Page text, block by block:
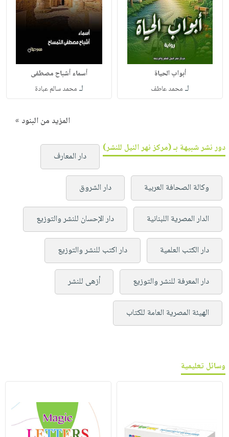
أبواب الحياة
لـ محمد عاطف
أسماء أشباح مصطفى
لـ محمد سالم عبادة
المزيد من البنود »
دور نشر شبيهة بـ (مركز نهر النيل للنشر)
دار المعارف
وكالة الصحافة العربية دار الشروق
الدار المصرية اللبنانية دار الإحسان للنشر والتوزيع
دار الكتب العلمية دار اكتب للنشر والتوزيع
دار المعرفة للنشر والتوزيع أزهى للنشر
الهيئة المصرية العامة للكتاب
وسائل تعليمية